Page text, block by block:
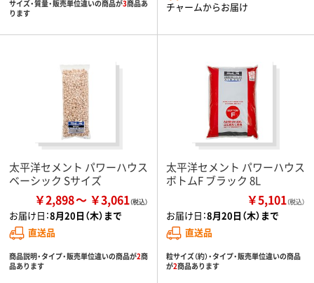
サイズ・質量・販売単位違いの商品が3商品あ
ります
チャームからお届け
太平洋セメント パワーハウス
ベーシック Sサイズ
￥2,898 ￥3,061
お届け日：8月20日（木）まで
直送品
商品説明・タイプ・販売単位違いの商品が2商
品あります
太平洋セメント パワーハウス
ボトムF ブラック 8L
￥5,101（税込）
お届け日：8月20日（木）まで
直送品
粒サイズ（約）・タイプ・販売単位違いの商品
が2商品あります